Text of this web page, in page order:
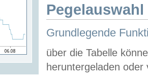
Grundlegende
über die Tabelle
heruntergeladen oder